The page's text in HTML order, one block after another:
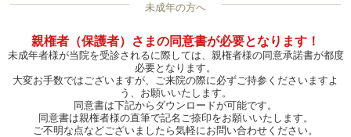
未成年の方へ
親権者（保護者）さまの同意書が必要となります！
未成年者様が当院を受診されるに際しては、親権者様の同意承諾書が都度
必要となります。
大変お手数ではございますが、ご来院の際に必ずご持参くださいますよ
う、お願いいたします。
同意書は下記からダウンロードが可能です。
同意書は親権者様の直筆で記名ご捺印をお願いいたします。
ご不明な点などございましたら気軽にお問い合わせください。